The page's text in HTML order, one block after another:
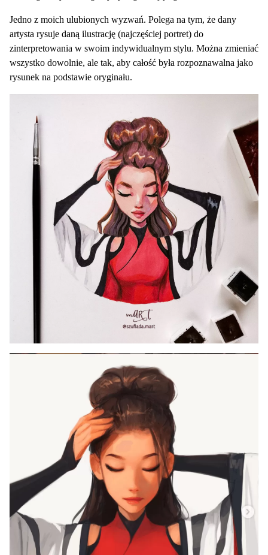
Jedno z moich ulubionych wyzwań. Polega na tym, że dany
artysta rysuje daną ilustrację (najczęściej portret) do
zinterpretowania w swoim indywidualnym stylu. Można zmieniać
wszystko dowolnie, ale tak, aby całość była rozpoznawalna jako
rysunek na podstawie oryginału.